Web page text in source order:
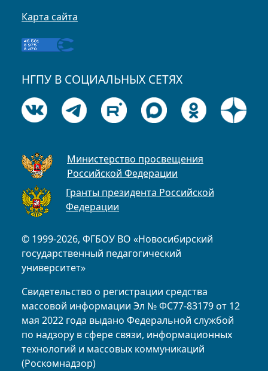
© 1999-2026, ФГБОУ ВО «Новосибирский
государственный педагогический
университет»
Свидетельство о регистрации средства
массовой информации Эл № ФС77-83179 от 12
мая 2022 года выдано Федеральной службой
по надзору в сфере связи, информационных
технологий и массовых коммуникаций
(Роскомнадзор)
Карта сайта
НГПУ В СОЦИАЛЬНЫХ СЕТЯХ
Министерство просвещения
Российской Федерации
Гранты президента Российской
Федерации